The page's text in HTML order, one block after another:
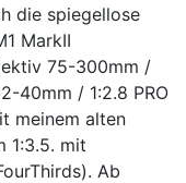
die spiegellose
MarkII
75-300mm /
40mm / 1:2.8 PRO
meinem alten
1:3.5. mit
Ab